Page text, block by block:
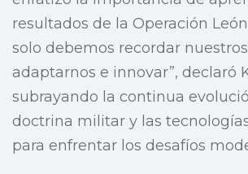
resultados de la Operación
solo debemos recordar
adaptarnos e innovar”, declaró
subrayando la continua
doctrina militar y las
para enfrentar los desafíos